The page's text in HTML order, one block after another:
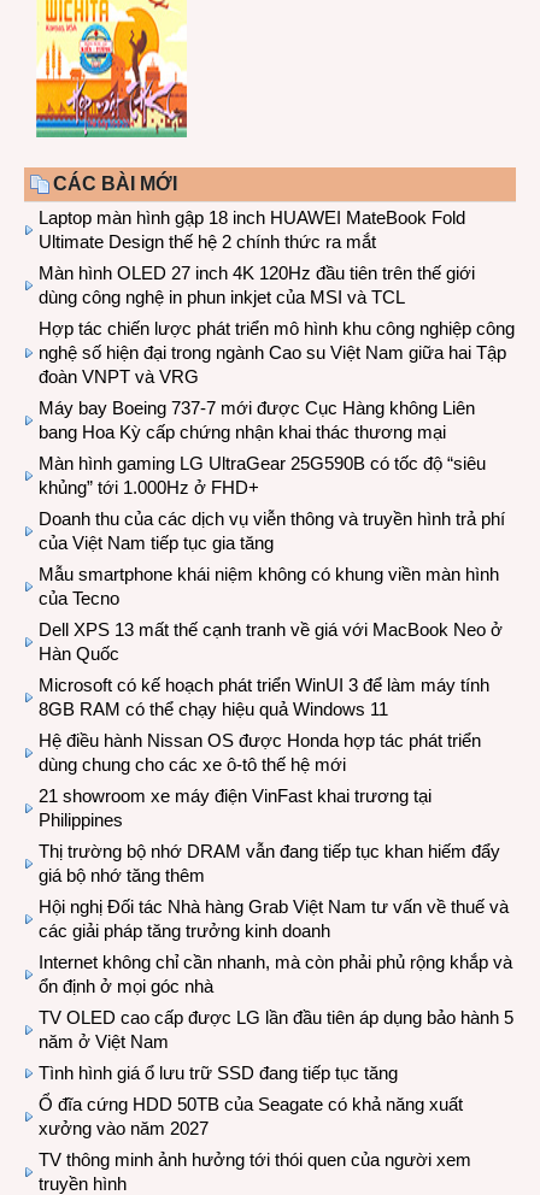
CÁC BÀI MỚI
Laptop màn hình gập 18 inch HUAWEI MateBook Fold
Ultimate Design thế hệ 2 chính thức ra mắt
Màn hình OLED 27 inch 4K 120Hz đầu tiên trên thế giới
dùng công nghệ in phun inkjet của MSI và TCL
Hợp tác chiến lược phát triển mô hình khu công nghiệp công
nghệ số hiện đại trong ngành Cao su Việt Nam giữa hai Tập
đoàn VNPT và VRG
Máy bay Boeing 737-7 mới được Cục Hàng không Liên
bang Hoa Kỳ cấp chứng nhận khai thác thương mại
Màn hình gaming LG UltraGear 25G590B có tốc độ “siêu
khủng” tới 1.000Hz ở FHD+
Doanh thu của các dịch vụ viễn thông và truyền hình trả phí
của Việt Nam tiếp tục gia tăng
Mẫu smartphone khái niệm không có khung viền màn hình
của Tecno
Dell XPS 13 mất thế cạnh tranh về giá với MacBook Neo ở
Hàn Quốc
Microsoft có kế hoạch phát triển WinUI 3 để làm máy tính
8GB RAM có thể chạy hiệu quả Windows 11
Hệ điều hành Nissan OS được Honda hợp tác phát triển
dùng chung cho các xe ô-tô thế hệ mới
21 showroom xe máy điện VinFast khai trương tại
Philippines
Thị trường bộ nhớ DRAM vẫn đang tiếp tục khan hiếm đẩy
giá bộ nhớ tăng thêm
Hội nghị Đối tác Nhà hàng Grab Việt Nam tư vấn về thuế và
các giải pháp tăng trưởng kinh doanh
Internet không chỉ cần nhanh, mà còn phải phủ rộng khắp và
ổn định ở mọi góc nhà
TV OLED cao cấp được LG lần đầu tiên áp dụng bảo hành 5
năm ở Việt Nam
Tình hình giá ổ lưu trữ SSD đang tiếp tục tăng
Ổ đĩa cứng HDD 50TB của Seagate có khả năng xuất
xưởng vào năm 2027
TV thông minh ảnh hưởng tới thói quen của người xem
truyền hình